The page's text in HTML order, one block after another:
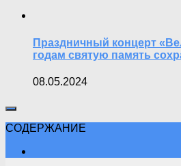
Праздничный концерт
годам святую память
08.05.2024
СОДЕРЖАНИЕ